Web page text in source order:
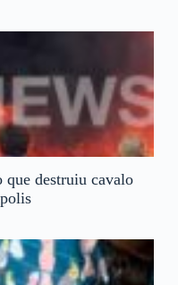
destruiu cavalo